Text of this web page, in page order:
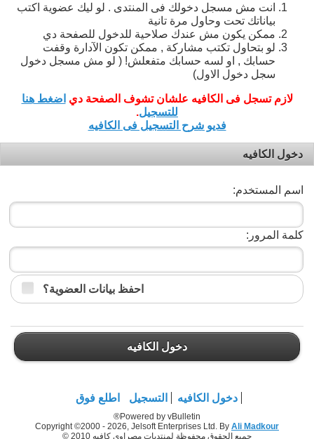
انت مش مسجل دخولك فى المنتدى . لو ليك عضوية اكتب
بياناتك تحت وحاول مرة تانية
ممكن يكون مش عندك صلاحية للدخول للصفحة دي
لو بتحاول تكتب مشاركة , ممكن تكون الآدارة وقفت
حسابك , او لسه حسابك متفعلش! ( لو مش مسجل دخول
سجل دخول الاول)
لازم تسجل فى الكافيه علشان تشوف الصفحة دي اضغط هنا
للتسجيل.
فديو شرح التسجيل فى الكافيه
دخول الكافيه
اسم المستخدم:
كلمة المرور:
احفظ بيانات العضوية؟
دخول الكافيه
دخول الكافيه التسجيل اطلع فوق
Powered by vBulletin®
Copyright ©2000 - 2026, Jelsoft Enterprises Ltd. By Ali Madkour
جميع الحقوق محفوظة لمنتديات مصراوي كافيه 2010 ©